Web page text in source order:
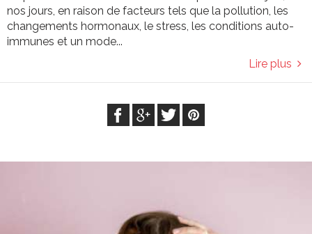
nos jours, en raison de facteurs tels que la pollution, les
changements hormonaux, le stress, les conditions auto-
immunes et un mode...
Lire plus